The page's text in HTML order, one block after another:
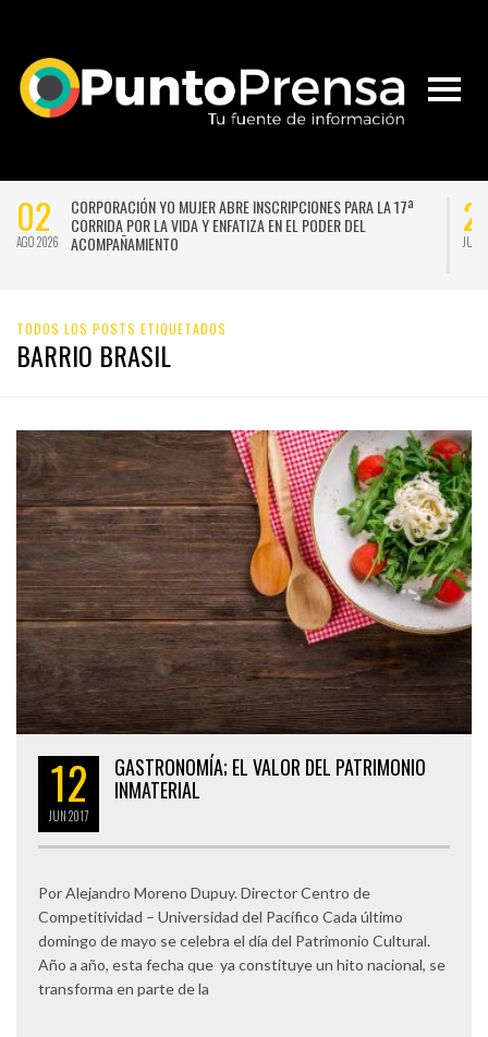
02
AGO 2026
CORPORACIÓN YO MUJER ABRE INSCRIPCIONES PARA LA 17ª
CORRIDA POR LA VIDA Y ENFATIZA EN EL PODER DEL
ACOMPAÑAMIENTO
JUL
TODOS LOS POSTS ETIQUETADOS
BARRIO BRASIL
12
JUN2017
GASTRONOMÍA; EL VALOR DEL PATRIMONIO
INMATERIAL
Por Alejandro Moreno Dupuy. Director Centro de
Competitividad – Universidad del Pacífico Cada último
domingo de mayo se celebra el día del Patrimonio Cultural.
Año a año, esta fecha que ya constituye un hito nacional, se
transforma en parte de la